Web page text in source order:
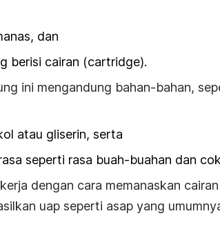
dan
berisi cairan (cartridge).
ini mengandung bahan-bahan,
atau gliserin, serta
seperti rasa buah-buahan dan
dengan cara memanaskan
uap seperti asap yang